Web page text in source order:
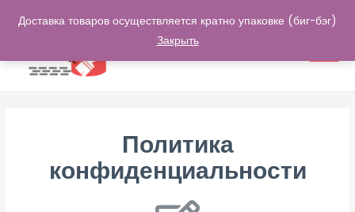
Политика
конфиденциальности
Доставка товаров осуществляется кратно упаковке (биг-бэг)
Закрыть